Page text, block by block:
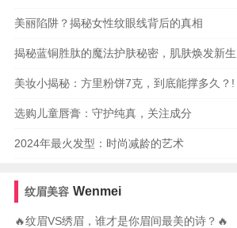
美丽陷阱？揭秘女性纹眼线背后的真相
揭秘蓝铜胜肽的魔法护肤秘密，肌肤焕发新
美妆小揭秘：方里粉饼7克，到底能撑多久？!
选购儿童唇膏：守护纯真，关注成分
2024年最火发型：时尚减龄的艺术
纹眉美容 Wenmei
🔥纹眉VS绣眉，谁才是你眉间最美的诗？🔥